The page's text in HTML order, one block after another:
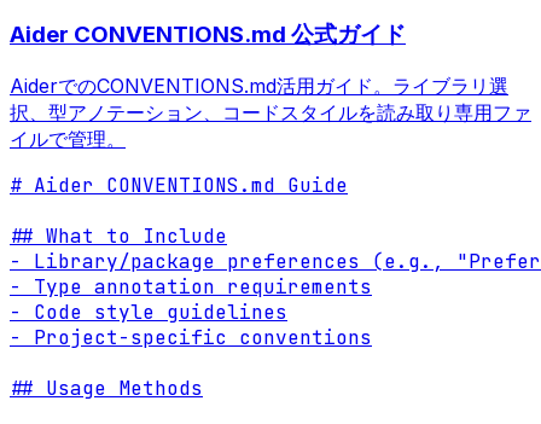
Aider CONVENTIONS.md 公式ガイド
AiderでのCONVENTIONS.md活用ガイド。ライブラリ選
択、型アノテーション、コードスタイルを読み取り専用ファ
イルで管理。
# Aider CONVENTIONS.md Guide
## What to Include
- Library/package preferences (e.g.,
- Type annotation requirements
- Code style guidelines
- Project-specific conventions
## Usage Methods